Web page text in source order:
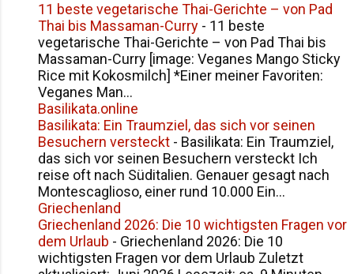
11 beste vegetarische Thai-Gerichte – von Pad
Thai bis Massaman-Curry - 11 beste
vegetarische Thai-Gerichte – von Pad Thai bis
Massaman-Curry [image: Veganes Mango Sticky
Rice mit Kokosmilch] *Einer meiner Favoriten:
Veganes Man...
Basilikata.online
Basilikata: Ein Traumziel, das sich vor seinen
Besuchern versteckt - Basilikata: Ein Traumziel,
das sich vor seinen Besuchern versteckt Ich
reise oft nach Süditalien. Genauer gesagt nach
Montescaglioso, einer rund 10.000 Ein...
Griechenland
Griechenland 2026: Die 10 wichtigsten Fragen vor
dem Urlaub - Griechenland 2026: Die 10
wichtigsten Fragen vor dem Urlaub Zuletzt